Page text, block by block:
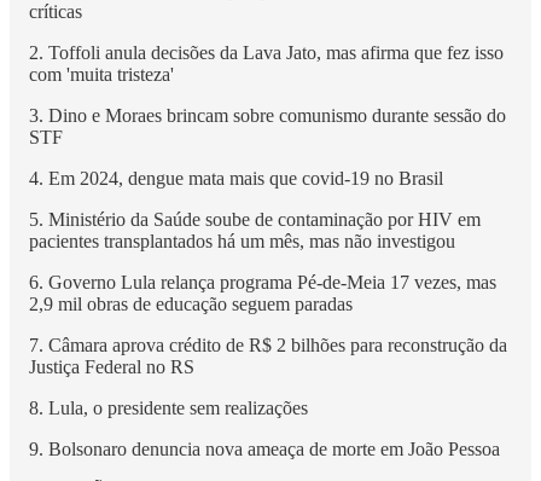
críticas
2. Toffoli anula decisões da Lava Jato, mas afirma que fez isso
com 'muita tristeza'
3. Dino e Moraes brincam sobre comunismo durante sessão do
STF
4. Em 2024, dengue mata mais que covid-19 no Brasil
5. Ministério da Saúde soube de contaminação por HIV em
pacientes transplantados há um mês, mas não investigou
6. Governo Lula relança programa Pé-de-Meia 17 vezes, mas
2,9 mil obras de educação seguem paradas
7. Câmara aprova crédito de R$ 2 bilhões para reconstrução da
Justiça Federal no RS
8. Lula, o presidente sem realizações
9. Bolsonaro denuncia nova ameaça de morte em João Pessoa